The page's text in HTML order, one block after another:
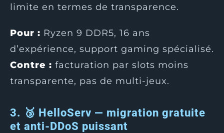
limite en termes de transparence.
Pour : Ryzen 9 DDR5, 16 ans
d’expérience, support gaming spécialisé.
Contre : facturation par slots moins
transparente, pas de multi-jeux.
3. 🥉 HelloServ — migration gratuite
et anti-DDoS puissant